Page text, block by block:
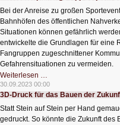
Bei der Anreise zu großen
Bahnhöfen des öffentlichen
Situationen können gefährlich
entwickelte die Grundlagen für eine
Fangruppen zugeschnittener
Gefahrensituationen zu vermeiden.
Weiterlesen …
Routenplanungs-
App
bequem
Sportevent
30.09.2023 00:00
3D-Druck für das Bauen der
Statt Stein auf Stein per Hand
gedruckt. So könnte die Zukunft des